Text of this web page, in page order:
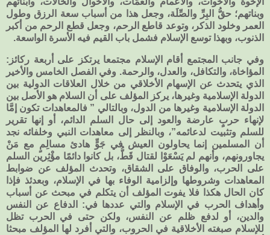
وبناتهم؛ حقُّ البِرِّ والصِّلَة، وجعل هذا من أسباب سعة الرزق وطول
العمر وخلود الذكر، وتوعد قاطع الرحم، وجعل قطع الرحم من أكبر
الذنوب، وبهذا توسع الإسلام فشمل باب القيم فيه الأسرة الواسعة.
وفي جانب المجتمع أقام الإسلام مجتمعا يرتكز على أربعة ركائز:
المؤاخاة، والتكافل، والعدل، والرحمة. وفي الفصل الخامس والأخير
الذي يتحدث عن الإسهام الأخلاقي من خلال العلاقات الدولية بين
الدولة الإسلامية وغيرها، يركز المؤلف على أن السلام هو الأصل بين
الدولة الإسلامية وغيرها من الدول، وبالتالي ” فالمعاهدات تكون إمَّا
لإنهاء حربٍ عارضة والعود إلى حال السلم الدائم، أو إنها تقرير
للسلم وتثبيت لدعائمه”، وبالنظر إلى معاهدات النبي وخلفائه نجد
أن المسلمين إنما يحاولون العيش في جَوٍّ هادئ مسالِمٍ مع مَنْ
يجاورونهم، وأنهم لم يَسْعَوْا لقتال قَطُّ، بل كانوا دائمًا مؤْثِرين السلم
على الحرب، والوفاق على الشقاق، وتحدث المؤلف عن ضوابط
المعاهدات وشروطها وإلزامية الوفاء بها في الإسلام، وبعدئذ فإذا
كان الحال هكذا فلا يفوت المؤلف أن يتكلم في مبحث عن أسباب
وأهداف الحرب في الإسلام والتي عددها في: الدفاع عن النفس
والدين، أو لدفع ظلم عن النفس، ولكن حتى في الحرب تظل
للإسلام صبغته الأخلاقية في الحروب، والتي أفرد لها المؤلف مبحثا